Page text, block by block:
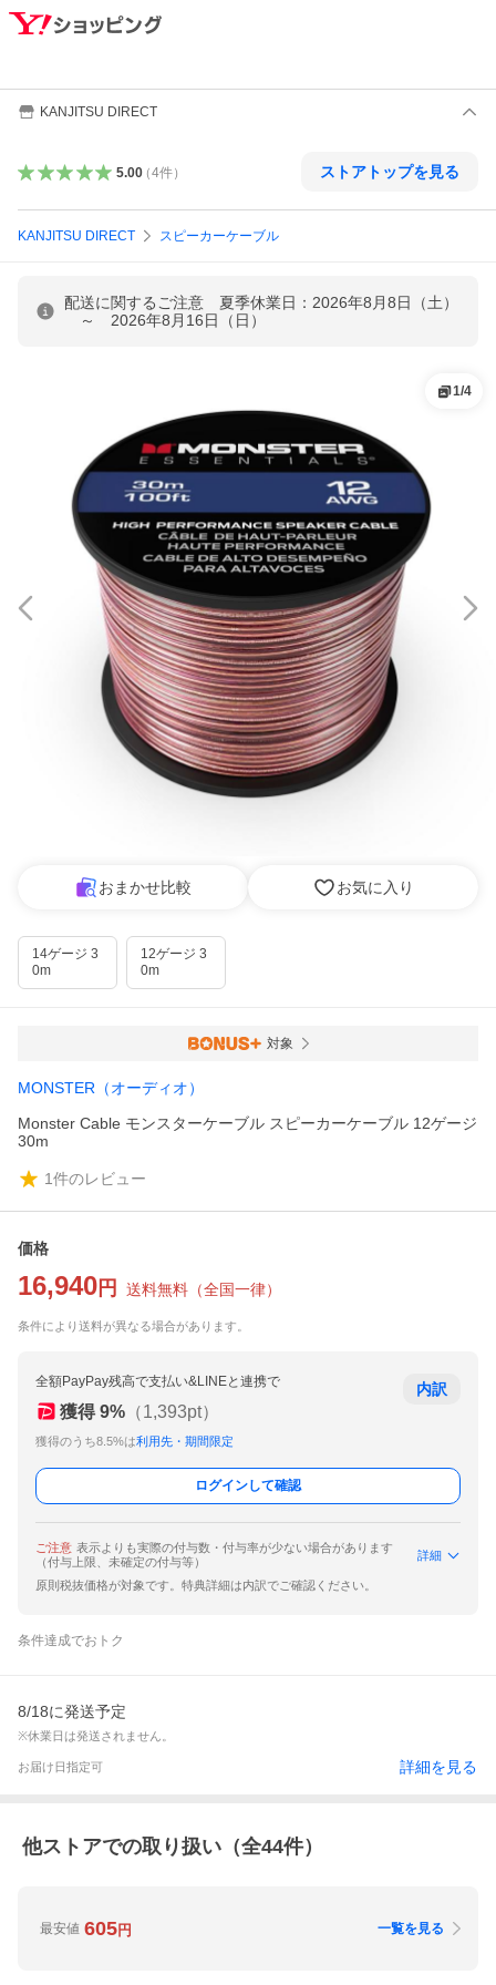
KANJITSU DIRECT
5.00（4件） ストアトップを見る
KANJITSU DIRECT スピーカーケーブル
配送に関するご注意 夏季休業日：2026年8月8日（土）
～ 2026年8月16日（日）
1/4
おまかせ比較 お気に入り
14ゲージ 3
0m
12ゲージ 3
0m
対象
MONSTER（オーディオ）
Monster Cable モンスターケーブル スピーカーケーブル 12ゲージ
30m
1件のレビュー
価格
16,940 円 送料無料 （全国一律）
条件により送料が異なる場合があります。
全額PayPay残高で支払い&LINEと連携で
獲得 9% （1,393pt）
獲得のうち8.5%は利用先・期間限定
内訳
ログインして確認
ご注意 表示よりも実際の付与数・付与率が少ない場合があります
（付与上限、未確定の付与等）
詳細
原則税抜価格が対象です。特典詳細は内訳でご確認ください。
条件達成でおトク
8/18に発送予定
※休業日は発送されません。
お届け日指定可 詳細を見る
他ストアでの取り扱い（全44件）
最安値 605円 一覧を見る